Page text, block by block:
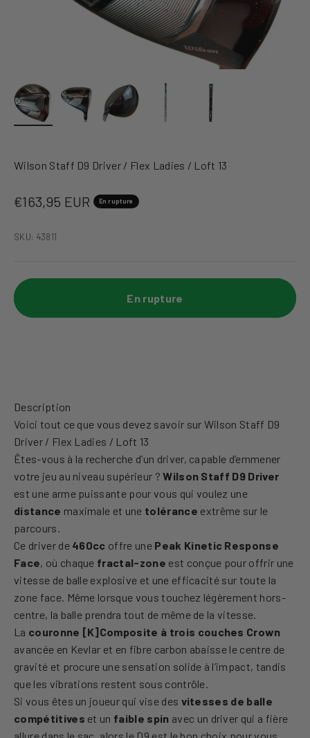
Wilson Staff D9 Driver / Flex Ladies / Loft 13
Prix de vente
€163,95 EUR En rupture
SKU: 43811
En rupture
Description
Voici tout ce que vous devez savoir sur Wilson Staff D9
Driver / Flex Ladies / Loft 13
Êtes-vous à la recherche d’un driver, capable d’emmener
votre jeu au niveau supérieur ?Wilson Staff D9 Driver
est une arme puissante pour vous qui voulez une
distance maximale et une tolérance extrême sur le
parcours.
Ce driver de 460cc offre une Peak Kinetic Response
Face, où chaque fractal-zone est conçue pour offrir une
vitesse de balle explosive et une efficacité sur toute la
zone face. Même lorsque vous touchez légèrement hors-
centre, la balle prendra tout de même de la vitesse.
La couronne [K]Composite à trois couches Crown
avancée en Kevlar et en fibre carbon abaisse le centre de
gravité et procure une sensation solide à l’impact, tandis
que les vibrations restent sous contrôle.
Si vous êtes un joueur qui vise des vitesses de balle
compétitives et un faible spin avec un driver qui a fière